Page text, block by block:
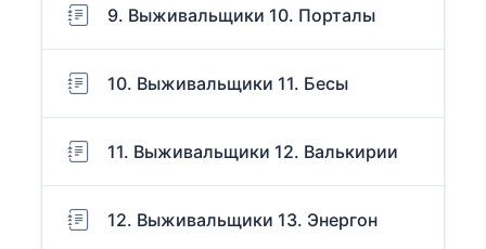
9. Выживальщики 10. Порталы
10. Выживальщики 11. Бесы
11. Выживальщики 12. Валькирии
12. Выживальщики 13. Энергон